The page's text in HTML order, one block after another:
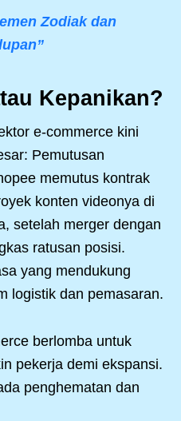
Zodiak dan
Kepanikan?
e-commerce kini
Pemutusan
memutus kontrak
konten videonya di
setelah merger dengan
ratusan posisi.
yang mendukung
logistik dan pemasaran.
berlomba untuk
pekerja demi ekspansi.
penghematan dan